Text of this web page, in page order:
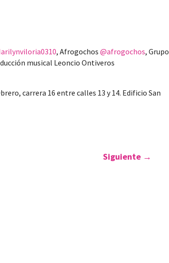
, Afrogochos@afrogochos, Grupo
musical Leoncio Ontiveros
carrera 16 entre calles 13 y 14. Edificio San
Siguiente→